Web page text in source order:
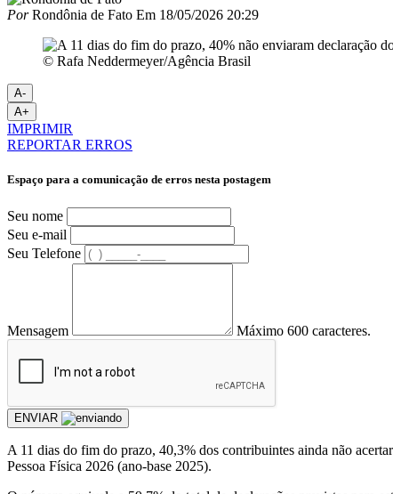
PorRondônia de Fato Em 18/05/2026 20:29
© Rafa Neddermeyer/Agência Brasil
A-
A+
IMPRIMIR
REPORTAR ERROS
Espaço para a comunicação de erros nesta postagem
Seu nome
Seu e-mail
Seu Telefone
Mensagem Máximo 600 caracteres.
ENVIAR
A 11 dias do fim do prazo, 40,3% dos contribuintes ainda não
Pessoa Física 2026 (ano-base 2025).